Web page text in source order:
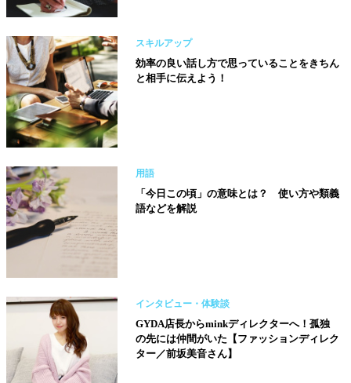
スキルアップ
効率の良い話し方で思っていることをきちん
と相手に伝えよう！
用語
「今日この頃」の意味とは？ 使い方や類義
語などを解説
インタビュー・体験談
GYDA店長からminkディレクターへ！孤独
の先には仲間がいた【ファッションディレク
ター／前坂美音さん】